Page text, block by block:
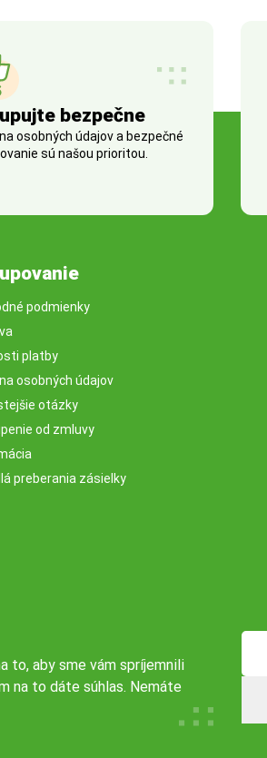
bezpečne
osobných údajov a bezpečné
sú našou prioritou.
podmienky
platby
osobných údajov
otázky
od zmluvy
preberania zásielky
to, aby sme vám spríjemnili
na to dáte súhlas. Nemáte